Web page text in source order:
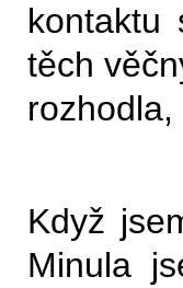
kontaktu
těch
Když
Minula